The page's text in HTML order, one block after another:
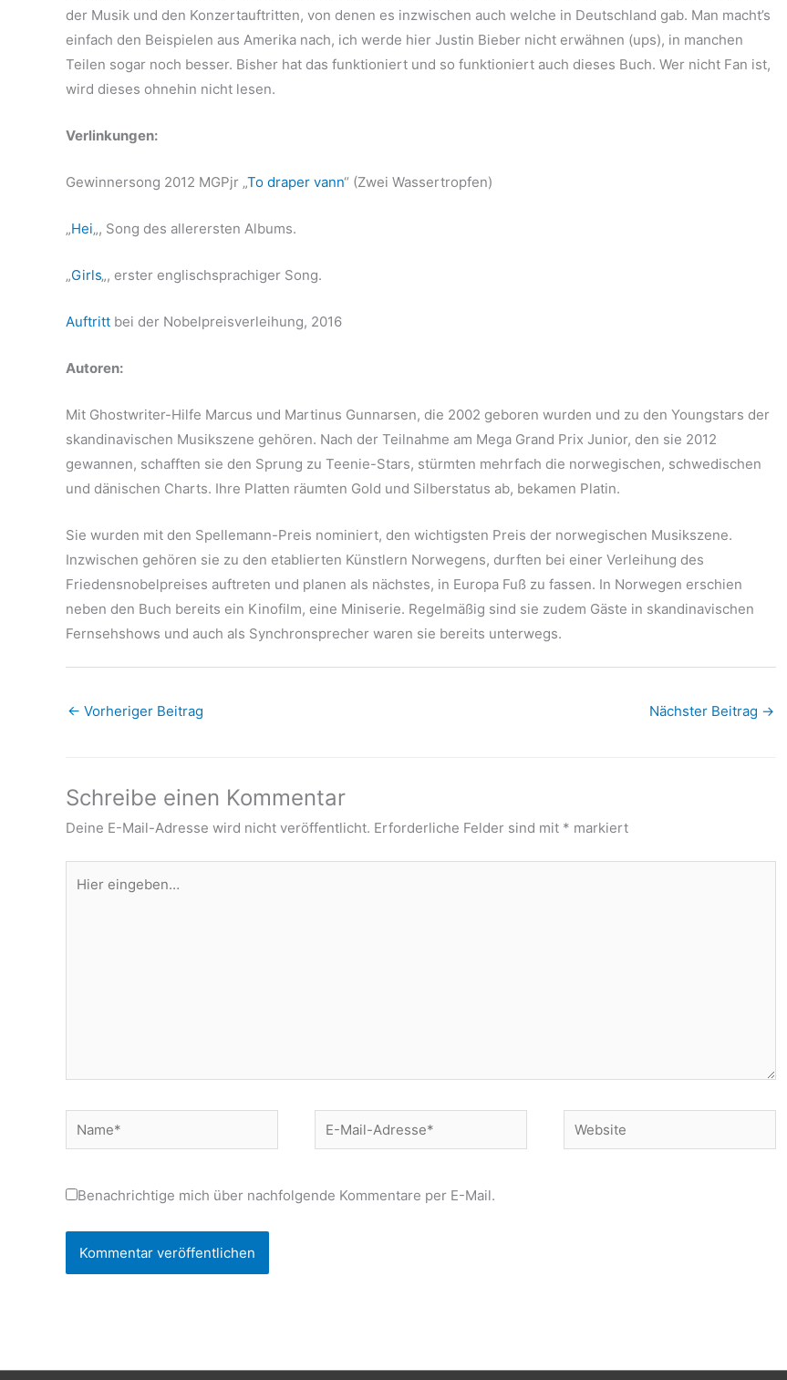
der Musik und den Konzertauftritten, von denen es inzwischen auch welche in Deutschland gab. Man macht’s
einfach den Beispielen aus Amerika nach, ich werde hier Justin Bieber nicht erwähnen (ups), in manchen
Teilen sogar noch besser. Bisher hat das funktioniert und so funktioniert auch dieses Buch. Wer nicht Fan ist,
wird dieses ohnehin nicht lesen.
Verlinkungen:
Gewinnersong 2012 MGPjr „To draper vann“ (Zwei Wassertropfen)
„Hei„, Song des allerersten Albums.
„Girls„, erster englischsprachiger Song.
Auftritt bei der Nobelpreisverleihung, 2016
Autoren:
Mit Ghostwriter-Hilfe Marcus und Martinus Gunnarsen, die 2002 geboren wurden und zu den Youngstars der
skandinavischen Musikszene gehören. Nach der Teilnahme am Mega Grand Prix Junior, den sie 2012
gewannen, schafften sie den Sprung zu Teenie-Stars, stürmten mehrfach die norwegischen, schwedischen
und dänischen Charts. Ihre Platten räumten Gold und Silberstatus ab, bekamen Platin.
Sie wurden mit den Spellemann-Preis nominiert, den wichtigsten Preis der norwegischen Musikszene.
Inzwischen gehören sie zu den etablierten Künstlern Norwegens, durften bei einer Verleihung des
Friedensnobelpreises auftreten und planen als nächstes, in Europa Fuß zu fassen. In Norwegen erschien
neben den Buch bereits ein Kinofilm, eine Miniserie. Regelmäßig sind sie zudem Gäste in skandinavischen
Fernsehshows und auch als Synchronsprecher waren sie bereits unterwegs.
← Vorheriger Beitrag Nächster Beitrag →
Schreibe einen Kommentar
Deine E-Mail-Adresse wird nicht veröffentlicht. Erforderliche Felder sind mit * markiert
eingeben…
Name*
E-
Mail-
Website
Benachrichtige mich über nachfolgende Kommentare per E-Mail.